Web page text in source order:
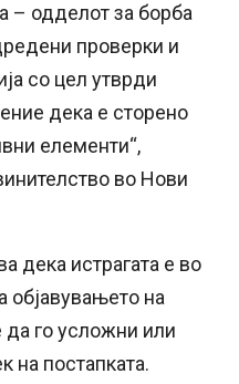
– одделот за борба
проверки и
со цел утврди
дека е сторено
елементи“,
во Нови
дека истрагата е во
објавувањето на
го усложни или
на постапката.